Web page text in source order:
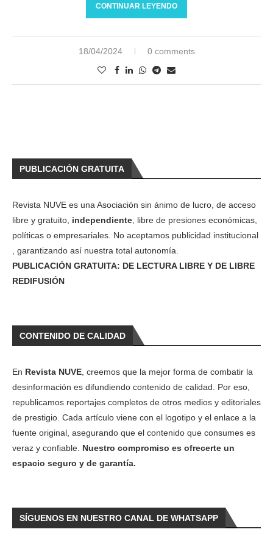
CONTINUAR LEYENDO
18/04/2024 0 comments
PUBLICACIÓN GRATUITA
Revista NUVE es una Asociación sin ánimo de lucro, de acceso
libre y gratuito, independiente , libre de presiones económicas,
políticas o empresariales. No aceptamos publicidad institucional
, garantizando así nuestra total autonomía.
PUBLICACIÓN GRATUITA: DE LECTURA LIBRE Y DE LIBRE
REDIFUSIÓN
CONTENIDO DE CALIDAD
En Revista NUVE , creemos que la mejor forma de combatir la
desinformación es difundiendo contenido de calidad. Por eso,
republicamos reportajes completos de otros medios y editoriales
de prestigio. Cada artículo viene con el logotipo y el enlace a la
fuente original, asegurando que el contenido que consumes es
veraz y confiable. Nuestro compromiso es ofrecerte un
espacio seguro y de garantía.
SÍGUENOS EN NUESTRO CANAL DE WHATSAPP